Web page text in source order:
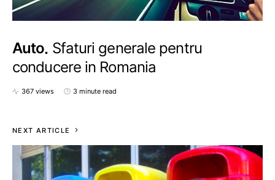
Auto Sfaturi generale pentru
conducere in Romania
367 views 3 minute read
NEXT ARTICLE